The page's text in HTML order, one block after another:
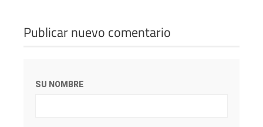
Publicar nuevo comentario
SU NOMBRE